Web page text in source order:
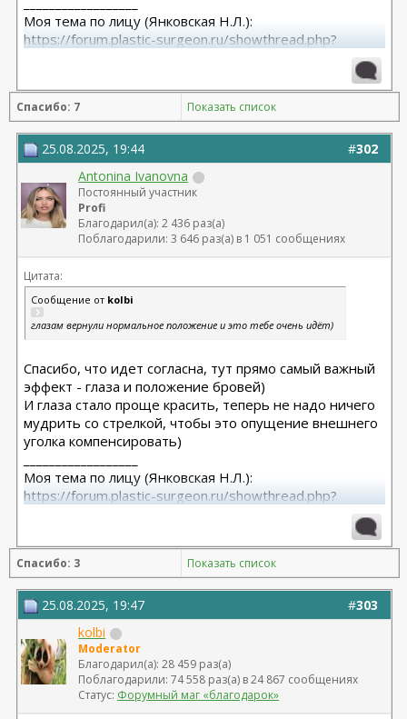
Моя тема по лицу (Янковская Н.Л.):
https://forum.plastic-surgeon.ru/showthread.php?
Моя тема по телу (Арамян Л.А.): https://forum.plastic-
surgeon.ru/showthread.php?t=25304
Спасибо: 7 Показать список
#302
25.08.2025, 19:44
Antonina Ivanovna
Постоянный участник
Profi
Благодарил(а): 2 436 раз(а)
Поблагодарили: 3 646 раз(а) в 1 051 сообщениях
Цитата:
Сообщение от kolbi
глазам вернули нормальное положение и это тебе очень идёт)
Спасибо, что идет согласна, тут прямо самый важный
эффект - глаза и положение бровей)
И глаза стало проще красить, теперь не надо ничего
мудрить со стрелкой, чтобы это опущение внешнего
уголка компенсировать)
Моя тема по лицу (Янковская Н.Л.):
https://forum.plastic-surgeon.ru/showthread.php?
Моя тема по телу (Арамян Л.А.): https://forum.plastic-
surgeon.ru/showthread.php?t=25304
Спасибо: 3 Показать список
#303
25.08.2025, 19:47
kolbi
Moderator
Благодарил(а): 28 459 раз(а)
Поблагодарили: 74 558 раз(а) в 24 867 сообщениях
Статус: Форумный маг «благодарок»